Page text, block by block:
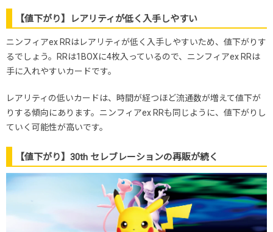
【値下がり】レアリティが低く入手しやすい
ニンフィアex RRはレアリティが低く入手しやすいため、値下がりす
るでしょう。RRは1BOXに4枚入っているので、ニンフィアex RRは
手に入れやすいカードです。
レアリティの低いカードは、時間が経つほど流通数が増えて値下が
りする傾向にあります。ニンフィアex RRも同じように、値下がりし
ていく可能性が高いです。
【値下がり】30th セレブレーションの再販が続く